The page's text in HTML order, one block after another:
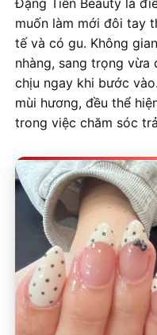
muốn làm mới đôi tay
tế và có gu. Không
nhàng, sang trọng vừa
chịu ngay khi bước
mùi hương, đều thể
trong việc chăm sóc